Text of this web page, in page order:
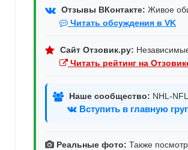
Отзывы ВКонтакте: Живое
Читать обсуждения в VK
Сайт Отзовик.ру:
Читать рейтинг на
Наше сообщество: NHL-
Вступить в главную
Реальные фото: Также